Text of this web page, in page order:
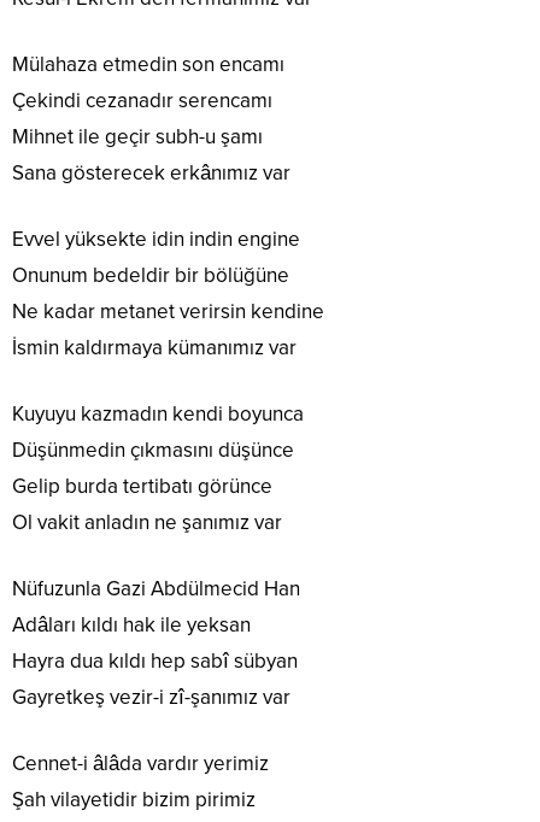
Mülahaza etmedin son encamı
Çekindi cezanadır serencamı
Mihnet ile geçir subh-u şamı
Sana gösterecek erkânımız var
Evvel yüksekte idin indin engine
Onunum bedeldir bir bölüğüne
Ne kadar metanet verirsin kendine
İsmin kaldırmaya kümanımız var
Kuyuyu kazmadın kendi boyunca
Düşünmedin çıkmasını düşünce
Gelip burda tertibatı görünce
Ol vakit anladın ne şanımız var
Nüfuzunla Gazi Abdülmecid Han
Adâları kıldı hak ile yeksan
Hayra dua kıldı hep sabî sübyan
Gayretkeş vezir-i zî-şanımız var
Cennet-i âlâda vardır yerimiz
Şah vilayetidir bizim pirimiz